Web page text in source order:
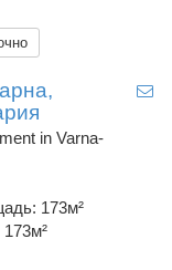
in Varna-
173м²